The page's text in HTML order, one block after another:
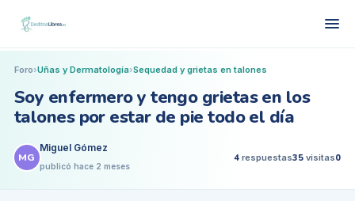
Foro›Uñas y Dermatología›Sequedad y grietas en talones
Soy enfermero y tengo grietas en los
talones por estar de pie todo el día
MG
Miguel Gómez
publicó hace 2 meses
4 respuestas35 visitas0